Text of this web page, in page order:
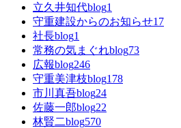
立久井知代blog1
守重建設からのお知らせ17
社長blog1
常務の気まぐれblog73
広報blog246
守重美津枝blog178
市川真吾blog24
佐藤一郎blog22
林賢二blog570